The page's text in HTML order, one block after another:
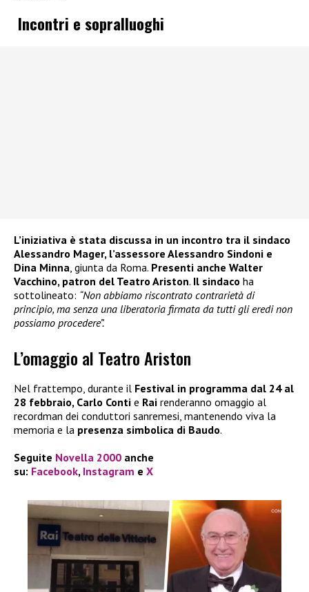
Incontri e sopralluoghi
L’iniziativa è stata discussa in un incontro tra il sindaco
Alessandro Mager, l’assessore Alessandro Sindoni e
Dina Minna, giunta da Roma. Presenti anche Walter
Vacchino, patron del Teatro Ariston. Il sindaco ha
sottolineato: “Non abbiamo riscontrato contrarietà di
principio, ma senza una liberatoria firmata da tutti gli eredi non
possiamo procedere”.
L’omaggio al Teatro Ariston
Nel frattempo, durante il Festival in programma dal 24 al
28 febbraio, Carlo Conti e Rai renderanno omaggio al
recordman dei conduttori sanremesi, mantenendo viva la
memoria e la presenza simbolica di Baudo.
Seguite Novella 2000 anche
su: Facebook, Instagram e X